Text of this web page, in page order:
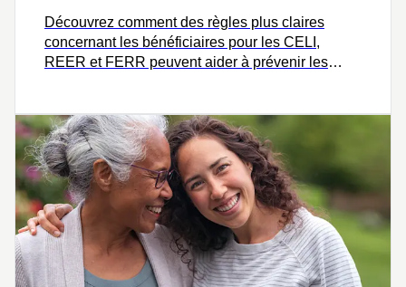
Découvrez comment des règles plus claires
concernant les bénéficiaires pour les CELI,
REER et FERR peuvent aider à prévenir les